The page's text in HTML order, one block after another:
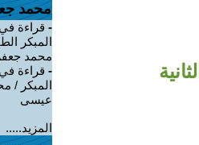
محمد
- قراءة في
المبكر
محمد
- قراءة في
المبكر /
عيسى
المزيد.....